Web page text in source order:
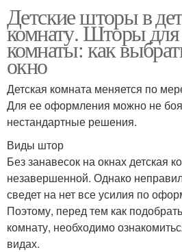
Детские шторы в
комнату. Шторы для
комнаты: как
окно
Детская комната меняется по
Для ее оформления можно не
нестандартные решения.
Виды штор
Без занавесок на окнах детская
незавершенной. Однако
сведет на нет все усилия по
Поэтому, перед тем как
комнату, необходимо
видах.